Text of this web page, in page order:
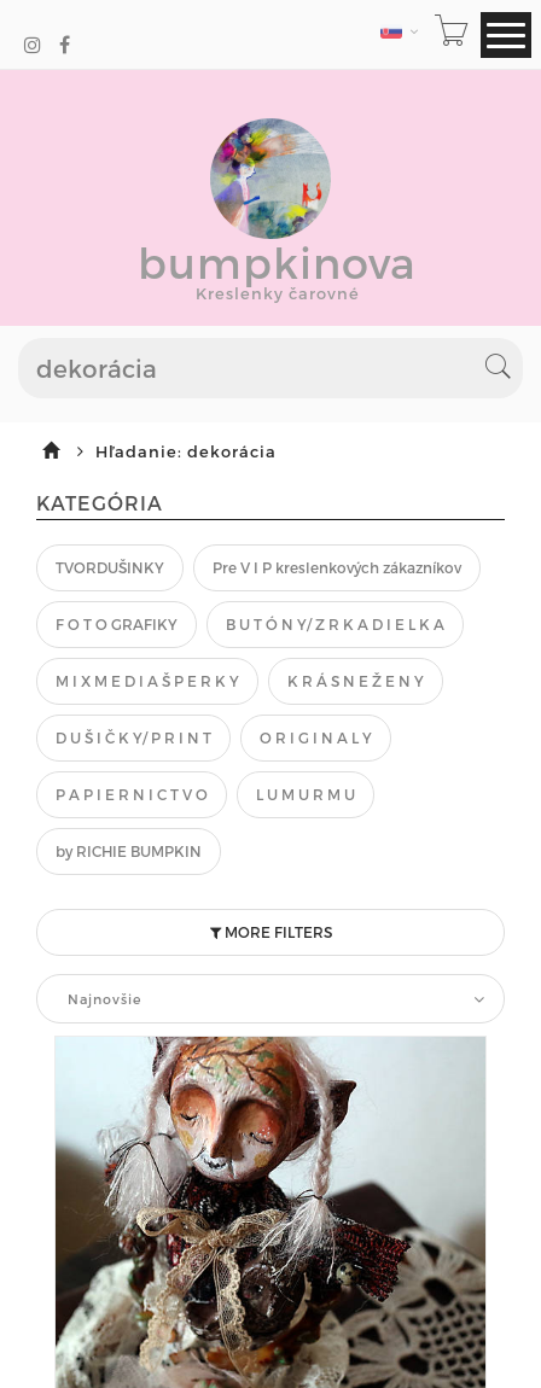
JAZYK
bumpkinova
Kreslenky čarovné
Hľadanie: dekorácia
KATEGÓRIA
TVORDUŠINKY Pre V I P kreslenkových zákazníkov
F O T O GRAFIKY B U T Ó N Y/ Z R K A D I E L K A
M I X M E D I A Š P E R K Y K R Á S N E Ž E N Y
D U Š I Č K Y/ P R I N T O R I G I N A L Y
P A P I E R N I C T V O L U M U R M U
by RICHIE BUMPKIN
MORE FILTERS
Najnovšie